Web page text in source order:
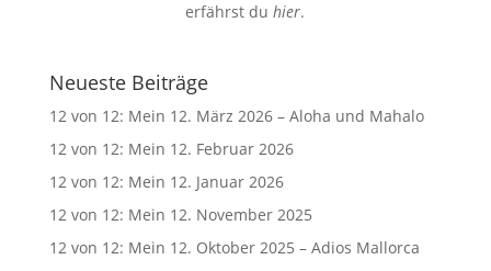
erfährst duhier.
Neueste Beiträge
12 von 12: Mein 12. März 2026 – Aloha und Mahalo
12 von 12: Mein 12. Februar 2026
12 von 12: Mein 12. Januar 2026
12 von 12: Mein 12. November 2025
12 von 12: Mein 12. Oktober 2025 – Adios Mallorca